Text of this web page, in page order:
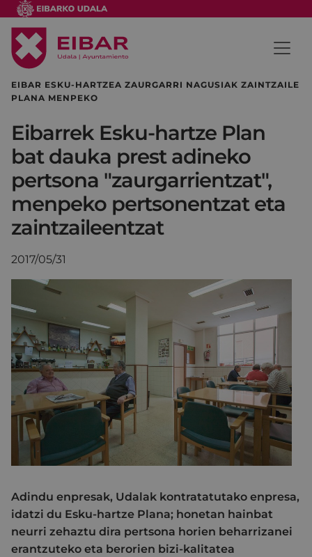
EIBAR ESKU-HARTZEA ZAURGARRI NAGUSIAK ZAINTZAILE
PLANA MENPEKO
Eibarrek Esku-hartze Plan
bat dauka prest adineko
pertsona "zaurgarrientzat",
menpeko pertsonentzat eta
zaintzaileentzat
2017/05/31
Adindu enpresak, Udalak kontratatutako enpresa,
idatzi du Esku-hartze Plana; honetan hainbat
neurri zehaztu dira pertsona horien beharrizanei
erantzuteko eta berorien bizi-kalitatea